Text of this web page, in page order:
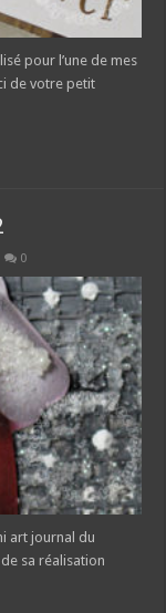
pour l’une de mes
de votre petit
0
art journal du
sa réalisation